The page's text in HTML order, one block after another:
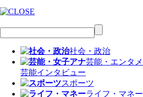
社会・政治
芸能・エンタメ
芸能インタビュー
スポーツ
ライフ・マネー